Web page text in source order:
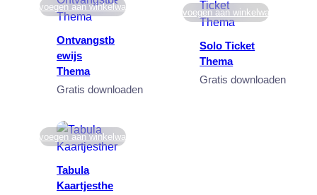
Toevoegen aan winkelwagen
Ontvangstb
ewijs
Thema
Gratis downloaden
Toevoegen aan winkelwagen
Solo Ticket
Thema
Gratis downloaden
Toevoegen aan winkelwagen
Tabula
Kaartjesthe